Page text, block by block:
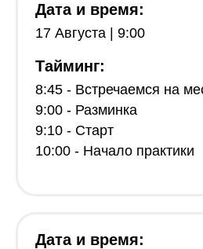
Дата и время:
17 Августа | 9:00
Тайминг:
8:45 - Встречаемся на
9:00 - Разминка
9:10 - Старт
10:00 - Начало практики
Дата и время: